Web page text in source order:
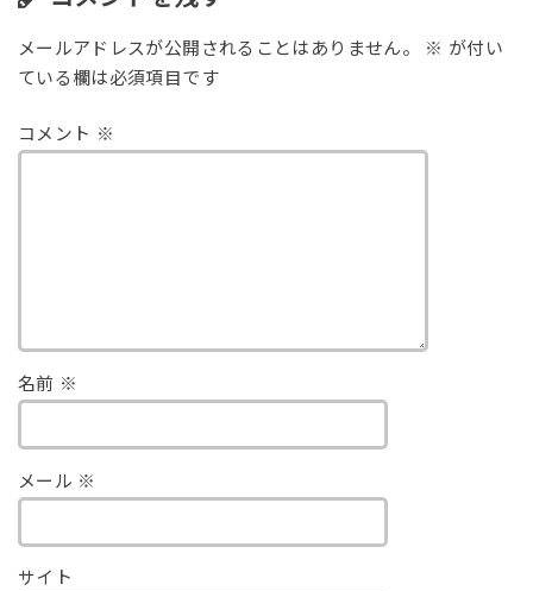
メールアドレスが公開されることはありません。 ※ が付い
ている欄は必須項目です
コメント ※
名前 ※
メール ※
サイト